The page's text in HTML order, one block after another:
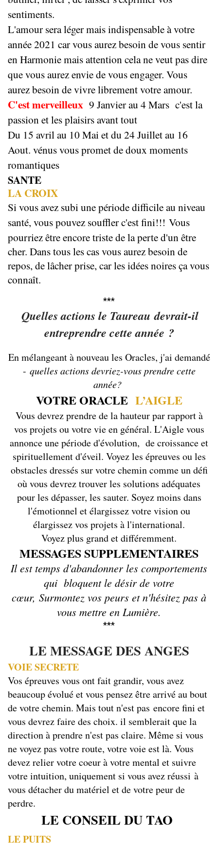
sentiments.
L'amour sera léger mais indispensable à votre
année 2021 car vous aurez besoin de vous sentir
en Harmonie mais attention cela ne veut pas dire
que vous aurez envie de vous engager. Vous
aurez besoin de vivre librement votre amour.
C'est merveilleux 9 Janvier au 4 Mars c'est la
passion et les plaisirs avant tout
Du 15 avril au 10 Mai et du 24 Juillet au 16
Aout. vénus vous promet de doux moments
romantiques
SANTE
LA CROIX
Si vous avez subi une période difficile au niveau
santé, vous pouvez souffler c'est fini!!! Vous
pourriez être encore triste de la perte d'un être
cher. Dans tous les cas vous aurez besoin de
repos, de lâcher prise, car les idées noires ça vous
connaît.
***
Quelles actions le Taureau devrait-il
entreprendre cette année ?
En mélangeant à nouveau les Oracles, j'ai demandé
- quelles actions devriez-vous prendre cette
année?
VOTRE ORACLE L’AIGLE
Vous devrez prendre de la hauteur par rapport à
vos projets ou votre vie en général. L'Aigle vous
annonce une période d'évolution, de croissance et
spirituellement d'éveil. Voyez les épreuves ou les
obstacles dressés sur votre chemin comme un défi
où vous devrez trouver les solutions adéquates
pour les dépasser, les sauter. Soyez moins dans
l'émotionnel et élargissez votre vision ou
élargissez vos projets à l'international.
Voyez plus grand et différemment.
MESSAGES SUPPLEMENTAIRES
Il est temps d'abandonner les comportements
qui bloquent le désir de votre
cœur, Surmontez vos peurs et n'hésitez pas à
vous mettre en Lumière.
***
LE MESSAGE DES ANGES
VOIE SECRETE
Vos épreuves vous ont fait grandir, vous avez
beaucoup évolué et vous pensez être arrivé au bout
de votre chemin. Mais tout n'est pas encore fini et
vous devrez faire des choix. il semblerait que la
direction à prendre n'est pas claire. Même si vous
ne voyez pas votre route, votre voie est là. Vous
devez relier votre coeur à votre mental et suivre
votre intuition, uniquement si vous avez réussi à
vous détacher du matériel et de votre peur de
perdre.
LE CONSEIL DU TAO
LE PUITS